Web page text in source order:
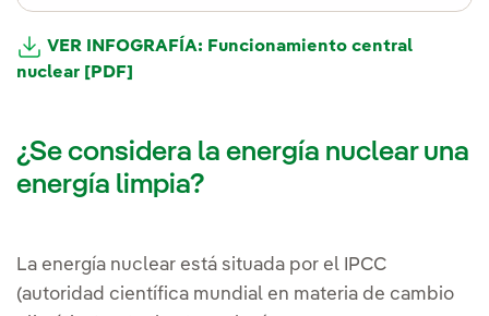
VER INFOGRAFÍA: Funcionamiento central
nuclear [PDF]
¿Se considera la energía nuclear una
energía limpia?
La energía nuclear está situada por el IPCC
(autoridad científica mundial en materia de cambio